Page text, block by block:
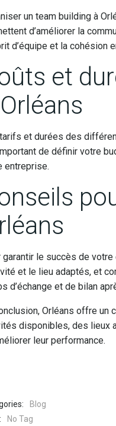
un team building à
d’améliorer la
d’équipe et la cohésion
et
et durées des
de définir votre
entreprise.
garantir le succès de
et le lieu adaptés, et
d’échange et de bilan
Orléans offre
disponibles, des lieux
leur performance.
Blog
No Tag